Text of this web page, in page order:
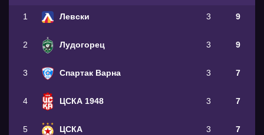
1 Левски 3 9
2 Лудогорец 3 9
3 Спартак Варна 3 7
4 ЦСКА 1948 3 7
5 ЦСКА 3 7